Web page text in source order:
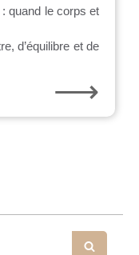
quand le corps et
d’équilibre et de
⟶